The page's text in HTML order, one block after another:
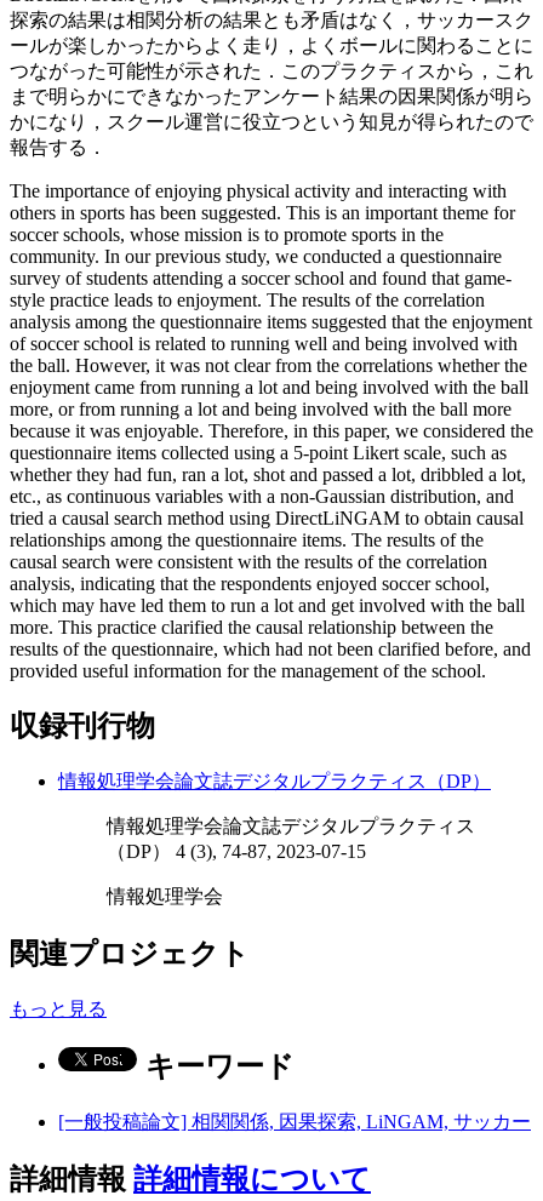
探索の結果は相関分析の結果とも矛盾はなく，サッカースク
ールが楽しかったからよく走り，よくボールに関わることに
つながった可能性が示された．このプラクティスから，これ
まで明らかにできなかったアンケート結果の因果関係が明ら
かになり，スクール運営に役立つという知見が得られたので
報告する．
The importance of enjoying physical activity and interacting with
others in sports has been suggested. This is an important theme for
soccer schools, whose mission is to promote sports in the
community. In our previous study, we conducted a questionnaire
survey of students attending a soccer school and found that game-
style practice leads to enjoyment. The results of the correlation
analysis among the questionnaire items suggested that the enjoyment
of soccer school is related to running well and being involved with
the ball. However, it was not clear from the correlations whether the
enjoyment came from running a lot and being involved with the ball
more, or from running a lot and being involved with the ball more
because it was enjoyable. Therefore, in this paper, we considered the
questionnaire items collected using a 5-point Likert scale, such as
whether they had fun, ran a lot, shot and passed a lot, dribbled a lot,
etc., as continuous variables with a non-Gaussian distribution, and
tried a causal search method using DirectLiNGAM to obtain causal
relationships among the questionnaire items. The results of the
causal search were consistent with the results of the correlation
analysis, indicating that the respondents enjoyed soccer school,
which may have led them to run a lot and get involved with the ball
more. This practice clarified the causal relationship between the
results of the questionnaire, which had not been clarified before, and
provided useful information for the management of the school.
収録刊行物
情報処理学会論文誌デジタルプラクティス（DP）
情報処理学会論文誌デジタルプラクティス
（DP） 4 (3), 74-87, 2023-07-15
情報処理学会
関連プロジェクト
もっと見る
キーワード
[一般投稿論文] 相関関係, 因果探索, LiNGAM, サッカー
詳細情報 詳細情報について